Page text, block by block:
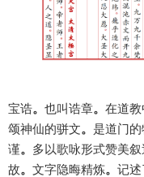
宝诰。 也叫诰章。 在道教
颂神仙的骈文。 是道门
谨。 多以歌咏形式赞美
故。 文字隐晦精炼。 记述